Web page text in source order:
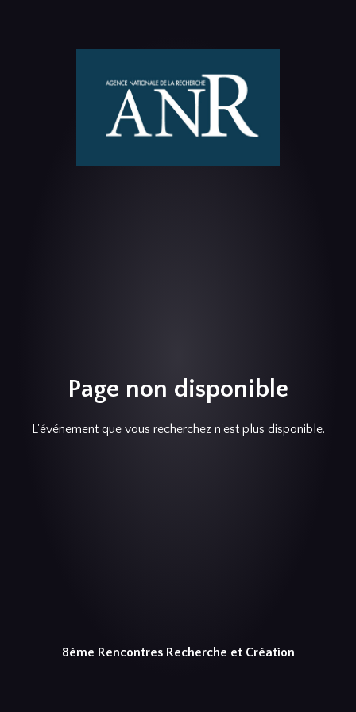
Page non disponible
L'événement que vous recherchez n'est plus disponible.
8ème Rencontres Recherche et Création